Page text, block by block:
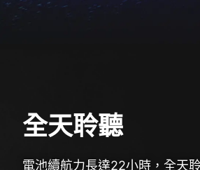
全天聆聽
電池續航力長達22小時，全天